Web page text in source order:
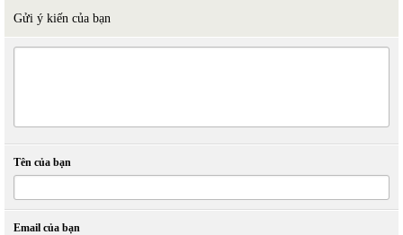
Gửi ý kiến của bạn
Tên của bạn
Email của bạn